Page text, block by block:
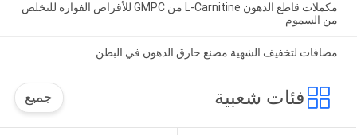
مكملات قاطع الدهون L-Carnitine من GMPC للأقراص الفوارة للتخلص
من السموم
مضافات لتخفيف الشهية مصنع حارق الدهون في البطن
فئات شعبية جميع